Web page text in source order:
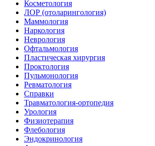
Косметология
ЛОР (отоларингология)
Маммология
Наркология
Неврология
Офтальмология
Пластическая хирургия
Проктология
Пульмонология
Ревматология
Справки
Травматология-ортопедия
Урология
Физиотерапия
Флебология
Эндокринология